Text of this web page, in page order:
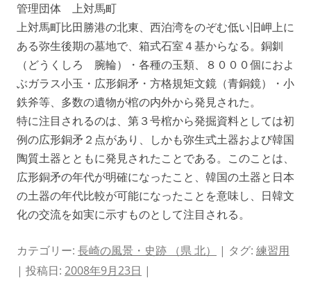
管理団体 上対馬町
上対馬町比田勝港の北東、西泊湾をのぞむ低い旧岬上に
ある弥生後期の墓地で、箱式石室４基からなる。銅釧
（どうくしろ 腕輪）・各種の玉類、８０００個におよ
ぶガラス小玉・広形銅矛・方格規矩文鏡（青銅鏡）・小
鉄斧等、多数の遺物が棺の内外から発見された。
特に注目されるのは、第３号棺から発掘資料としては初
例の広形銅矛２点があり、しかも弥生式土器および韓国
陶質土器とともに発見されたことである。このことは、
広形銅矛の年代が明確になったこと、韓国の土器と日本
の土器の年代比較が可能になったことを意味し、日韓文
化の交流を如実に示すものとして注目される。
カテゴリー: 長崎の風景・史跡 （県 北） | タグ: 練習用
| 投稿日: 2008年9月23日 |